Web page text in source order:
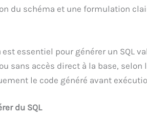
du schéma et une formulation
est essentiel pour générer un SQL
sans accès direct à la base, selon
le code généré avant
du SQL